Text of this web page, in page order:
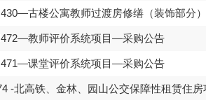
古楼公寓教师过渡房修缮（装饰部分
教师评价系统项目—采购公告
课堂评价系统项目—采购公告
-北高铁、金林、园山公交保障性租赁住